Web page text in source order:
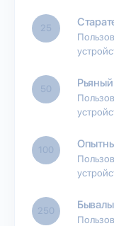
25
50
100
250